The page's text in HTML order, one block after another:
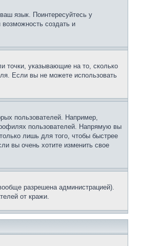
язык. Поинтересуйтесь у
создать и
точки, указывающие на то, сколько
Если вы не можете использовать
пользователей. Например,
пользователей. Напрямую вы
лишь для того, чтобы быстрее
вы очень хотите изменить свое
разрешена администрацией).
от кражи.